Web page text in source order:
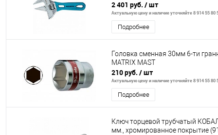
2 401 руб. / шт
Актуальную цену и наличие уточняйте 8 914 55 80
Подробнее
Головка сменная 30мм 6-ти
MATRIX MAST
210 руб. / шт
Актуальную цену и наличие уточняйте 8 914 55 80
Подробнее
Ключ торцевой трубчатый
мм., хромированное покрытие